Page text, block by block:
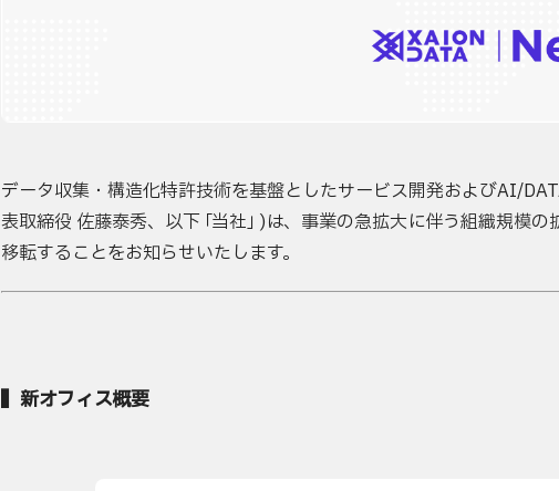
データ収集・構造化特許技術を基盤としたサービス開発およびAI/
表取締役 佐藤泰秀、以下「当社」 )は、事業の急拡大に伴う組織規模
移転することをお知らせいたします。
▍新オフィス概要